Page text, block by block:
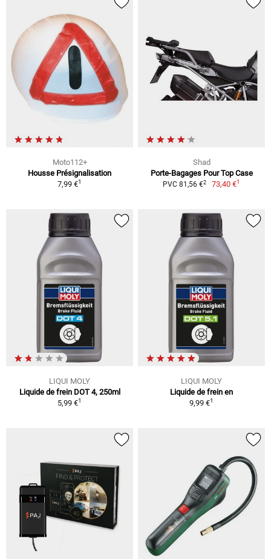
Moto112+
Housse Présignalisation
7,99 €1
Shad
Porte-Bagages Pour Top Case
PVC 81,56 €2 73,40 €1
LIQUI MOLY
Liquide de frein DOT 4, 250ml
5,99 €1
LIQUI MOLY
Liquide de frein en
9,99 €1